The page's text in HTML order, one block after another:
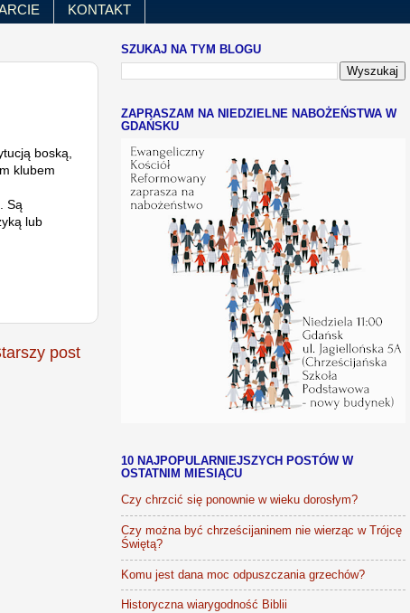
KONTAKT
boską,
klubem
Są
lub
post
SZUKAJ NA TYM BLOGU
ZAPRASZAM NA NIEDZIELNE NABOŻEŃSTWA W
GDAŃSKU
10 NAJPOPULARNIEJSZYCH POSTÓW W
OSTATNIM MIESIĄCU
Czy chrzcić się ponownie w wieku dorosłym?
Czy można być chrześcijaninem nie wierząc w Trójcę
Świętą?
Komu jest dana moc odpuszczania grzechów?
Historyczna wiarygodność Biblii